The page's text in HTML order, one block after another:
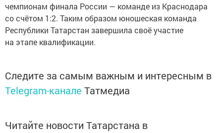
чемпионам финала России — команде из Краснодара
со счётом 1:2. Таким образом юношеская команда
Республики Татарстан завершила своё участие
на этапе квалификации.
Следите за самым важным и интересным в
Telegram-канале Татмедиа
Читайте новости Татарстана в